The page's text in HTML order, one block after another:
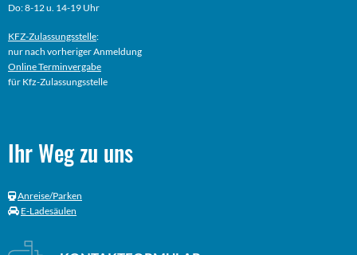
Do: 8-12 u. 14-19 Uhr
KFZ-Zulassungsstelle:
nur nach vorheriger Anmeldung
OnlineTerminvergabe
für Kfz-Zulassungsstelle
Ihr Weg zu uns
Anreise/Parken
E-Ladesäulen